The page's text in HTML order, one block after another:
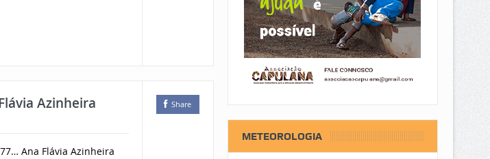
Azinheira
Ana Flávia Azinheira
Share
METEOROLOGIA